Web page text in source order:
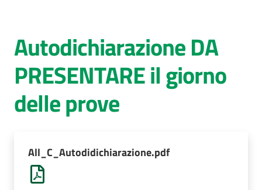
Luoghi di
cura
AUSL
Autodichiarazione DA
PRESENTARE il giorno
delle prove
All_C_Autodidichiarazione.pdf